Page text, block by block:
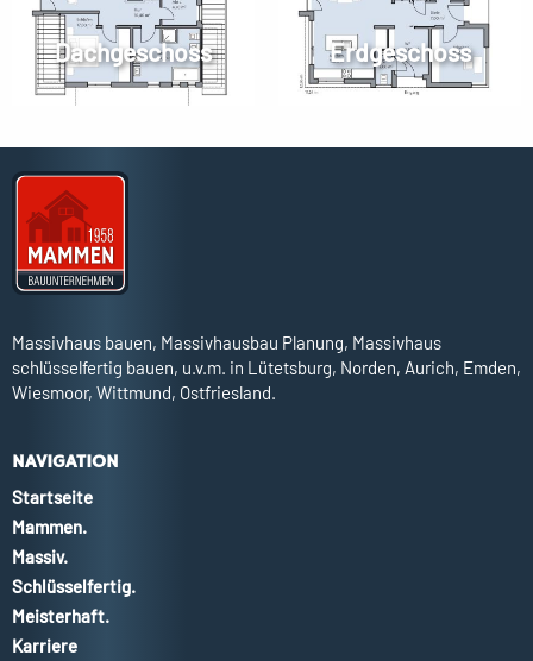
Dachgeschoss Erdgeschoss
Massivhaus bauen, Massivhausbau Planung, Massivhaus
schlüsselfertig bauen, u.v.m. in Lütetsburg, Norden, Aurich, Emden,
Wiesmoor, Wittmund, Ostfriesland.
NAVIGATION
Startseite
Mammen.
Massiv.
Schlüsselfertig.
Meisterhaft.
Karriere